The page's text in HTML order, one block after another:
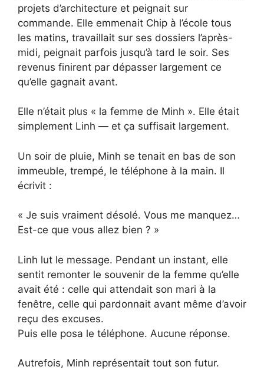
projets d’architecture et peignait sur
commande. Elle emmenait Chip à l’école tous
les matins, travaillait sur ses dossiers l’après-
midi, peignait parfois jusqu’à tard le soir. Ses
revenus finirent par dépasser largement ce
qu’elle gagnait avant.
Elle n’était plus « la femme de Minh ». Elle était
simplement Linh — et ça suffisait largement.
Un soir de pluie, Minh se tenait en bas de son
immeuble, trempé, le téléphone à la main. Il
écrivit :
« Je suis vraiment désolé. Vous me manquez…
Est-ce que vous allez bien ? »
Linh lut le message. Pendant un instant, elle
sentit remonter le souvenir de la femme qu’elle
avait été : celle qui attendait son mari à la
fenêtre, celle qui pardonnait avant même d’avoir
reçu des excuses.
Puis elle posa le téléphone. Aucune réponse.
Autrefois, Minh représentait tout son futur.